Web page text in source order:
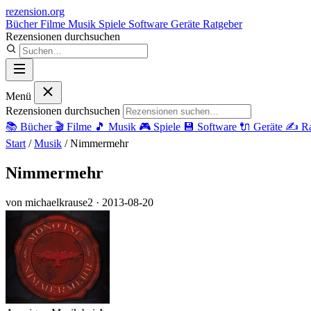
rezension.org
BücherFilme Musik Spiele Software Geräte Ratgeber
Rezensionen durchsuchen
Menü
Rezensionen durchsuchen
📚 Bücher 🎬 Filme 🎵 Musik 🎮 Spiele 💾 Software 🔌 Geräte ✍️
Start / Musik / Nimmermehr
Nimmermehr
von michaelkrause2 · 2013-08-20